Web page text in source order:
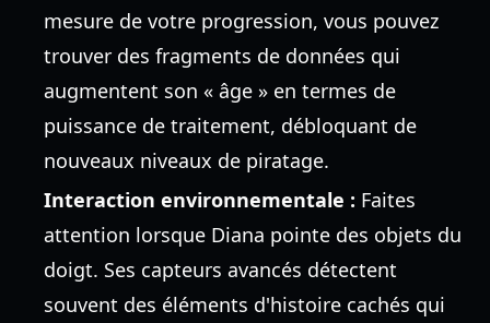
mesure de votre progression, vous pouvez
trouver des fragments de données qui
augmentent son « âge » en termes de
puissance de traitement, débloquant de
nouveaux niveaux de piratage.
Interaction environnementale : Faites
attention lorsque Diana pointe des objets du
doigt. Ses capteurs avancés détectent
souvent des éléments d'histoire cachés qui